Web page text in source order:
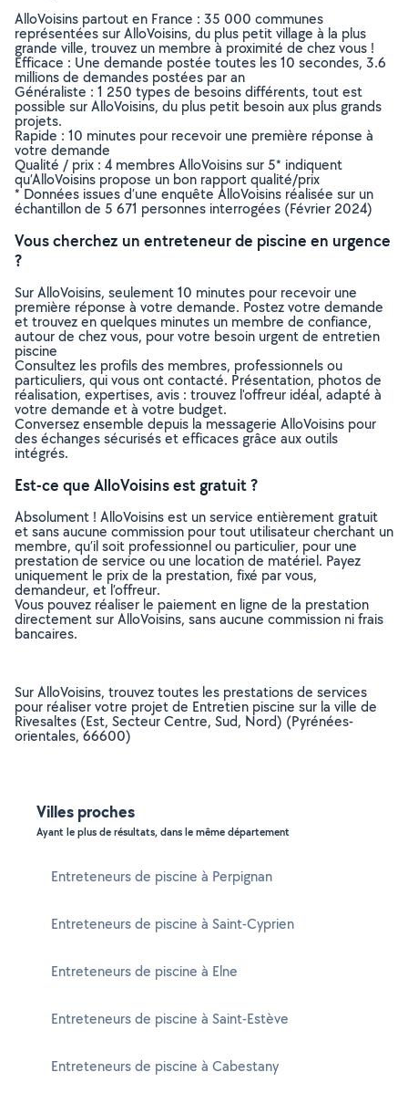
AlloVoisins partout en France : 35 000 communes
représentées sur AlloVoisins, du plus petit village à la plus
grande ville, trouvez un membre à proximité de chez vous !
Efficace : Une demande postée toutes les 10 secondes, 3.6
millions de demandes postées par an
Généraliste : 1 250 types de besoins différents, tout est
possible sur AlloVoisins, du plus petit besoin aux plus grands
projets.
Rapide : 10 minutes pour recevoir une première réponse à
votre demande
Qualité / prix : 4 membres AlloVoisins sur 5* indiquent
qu’AlloVoisins propose un bon rapport qualité/prix
* Données issues d’une enquête AlloVoisins réalisée sur un
échantillon de 5 671 personnes interrogées (Février 2024)
Vous cherchez un entreteneur de piscine en urgence
?
Sur AlloVoisins, seulement 10 minutes pour recevoir une
première réponse à votre demande. Postez votre demande
et trouvez en quelques minutes un membre de confiance,
autour de chez vous, pour votre besoin urgent de entretien
piscine
Consultez les profils des membres, professionnels ou
particuliers, qui vous ont contacté. Présentation, photos de
réalisation, expertises, avis : trouvez l'offreur idéal, adapté à
votre demande et à votre budget.
Conversez ensemble depuis la messagerie AlloVoisins pour
des échanges sécurisés et efficaces grâce aux outils
intégrés.
Est-ce que AlloVoisins est gratuit ?
Absolument ! AlloVoisins est un service entièrement gratuit
et sans aucune commission pour tout utilisateur cherchant un
membre, qu’il soit professionnel ou particulier, pour une
prestation de service ou une location de matériel. Payez
uniquement le prix de la prestation, fixé par vous,
demandeur, et l’offreur.
Vous pouvez réaliser le paiement en ligne de la prestation
directement sur AlloVoisins, sans aucune commission ni frais
bancaires.
Sur AlloVoisins, trouvez toutes les prestations de services
pour réaliser votre projet de Entretien piscine sur la ville de
Rivesaltes (Est, Secteur Centre, Sud, Nord) (Pyrénées-
orientales, 66600)
Villes proches
Ayant le plus de résultats, dans le même département
Entreteneurs de piscine à Perpignan
Entreteneurs de piscine à Saint-Cyprien
Entreteneurs de piscine à Elne
Entreteneurs de piscine à Saint-Estève
Entreteneurs de piscine à Cabestany